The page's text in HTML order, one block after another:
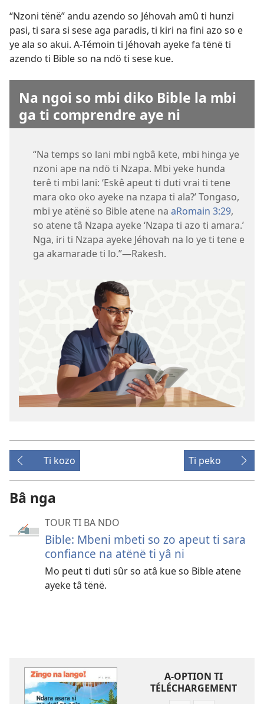
“Nzoni tënë” andu azendo so Jéhovah amû ti hunzi
pasi, ti sara si sese aga paradis, ti kiri na fini azo so e
ye ala so akui. A-Témoin ti Jéhovah ayeke fa tënë ti
azendo ti Bible so na ndö ti sese kue.
Na ngoi so mbi diko Bible la mbi
ga ti comprendre aye ni
“Na temps so lani mbi ngbâ kete, mbi hinga ye
nzoni ape na ndö ti Nzapa. Mbi yeke hunda
terê ti mbi lani: ‘Eskê apeut ti duti vrai ti tene
mara oko oko ayeke na nzapa ti ala?’ Tongaso,
mbi ye atënë so Bible atene na aRomain 3:29,
so atene tâ Nzapa ayeke ‘Nzapa ti azo ti amara.’
Nga, iri ti Nzapa ayeke Jéhovah na lo ye ti tene e
ga akamarade ti lo.”​—Rakesh.
Ti kozo Ti peko
Bâ nga
TOUR TI BA NDO
Bible: Mbeni mbeti so zo apeut ti sara
confiance na atënë ti yâ ni
Mo peut ti duti sûr so atâ kue so Bible atene
ayeke tâ tënë.
A-OPTION TI
TÉLÉCHARGEMENT